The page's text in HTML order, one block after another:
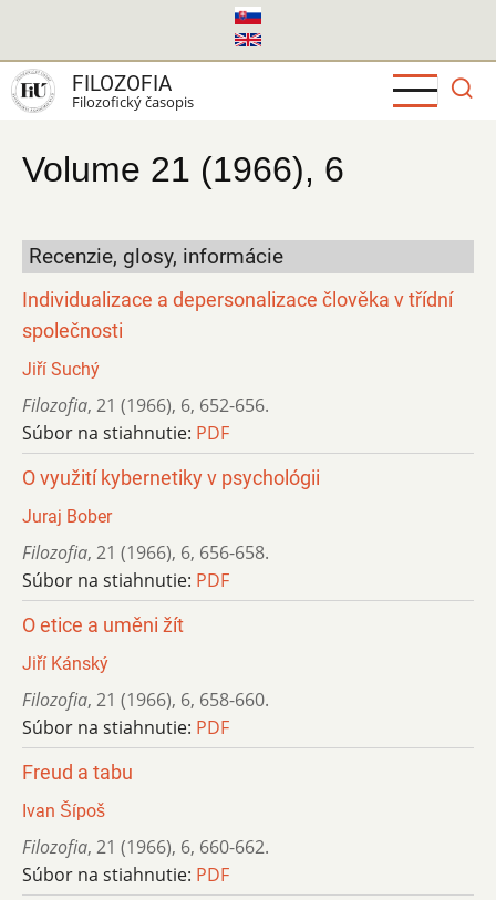
hlavný
obsah
FILOZOFIA
Filozofický časopis
Volume 21 (1966), 6
Recenzie, glosy, informácie
Individualizace a depersonalizace člověka v třídní
společnosti
Jiří Suchý
Filozofia, 21 (1966), 6, 652-656.
Súbor na stiahnutie: PDF
O využití kybernetiky v psychológii
Juraj Bober
Filozofia, 21 (1966), 6, 656-658.
Súbor na stiahnutie: PDF
O etice a uměni žít
Jiří Kánský
Filozofia, 21 (1966), 6, 658-660.
Súbor na stiahnutie: PDF
Freud a tabu
Ivan Šípoš
Filozofia, 21 (1966), 6, 660-662.
Súbor na stiahnutie: PDF